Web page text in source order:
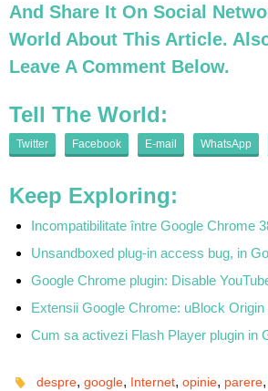
And Share It On Social
World About This Article.
Leave A Comment Below.
Tell The World:
Twitter Facebook E-mail WhatsApp
Keep Exploring:
Incompatibilitate între Google Chrome
Unsandboxed plug-in access bug, in
Google Chrome plugin: Disable
Extensii Google Chrome: uBlock
Cum sa activezi Flash Player plugin in
despre,google, Internet,opinie, parere